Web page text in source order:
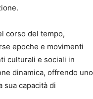
corso del tempo,
epoche e movimenti
culturali e sociali in
dinamica, offrendo uno
sua capacità di